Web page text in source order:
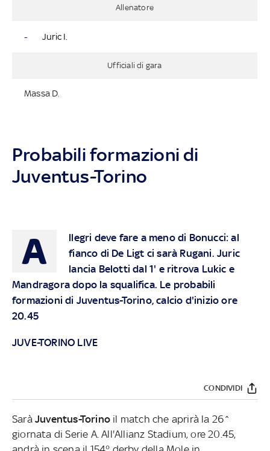
Allenatore
- Juric I.
Ufficiali di gara
Massa D.
Probabili formazioni di
Juventus-Torino
A
llegri deve fare a meno di Bonucci: al
fianco di De Ligt ci sarà Rugani. Juric
lancia Belotti dal 1' e ritrova Lukic e
Mandragora dopo la squalifica. Le probabili
formazioni di Juventus-Torino, calcio d'inizio ore
20.45
JUVE-TORINO LIVE
CONDIVIDI
Sarà Juventus-Torino il match che aprirà la 26^
giornata di Serie A. All'Allianz Stadium, ore 20.45,